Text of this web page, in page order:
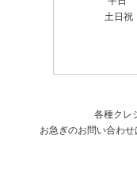
土日祝
各種クレ
お急ぎのお問い合わせ